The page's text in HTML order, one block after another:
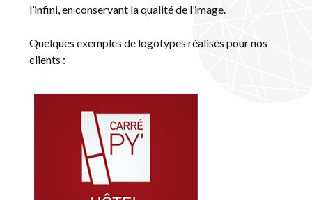
l’infini, en conservant la qualité de l’image.
Quelques exemples de logotypes réalisés pour nos
clients :